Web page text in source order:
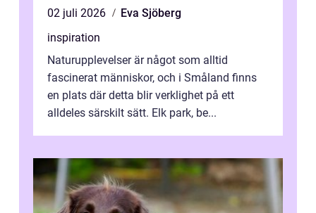
02 juli 2026
Eva Sjöberg
inspiration
Naturupplevelser är något som alltid
fascinerat människor, och i Småland finns
en plats där detta blir verklighet på ett
alldeles särskilt sätt. Elk park, be...